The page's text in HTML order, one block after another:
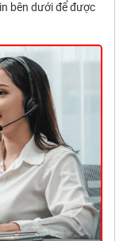
bên dưới để được